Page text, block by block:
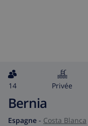
14 privée
Bernia
Espagne - Costa Blanca